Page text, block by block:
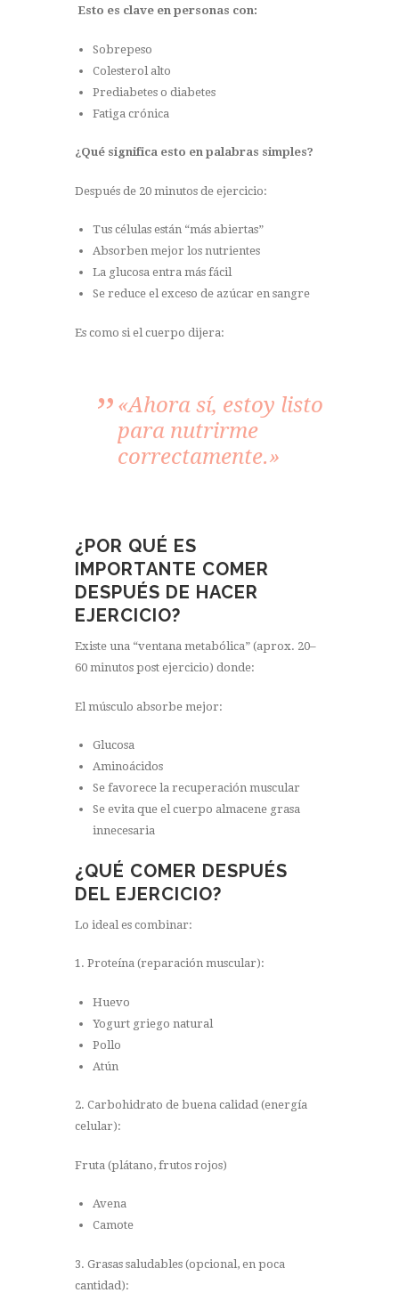
Esto es clave en personas con:
Sobrepeso
Colesterol alto
Prediabetes o diabetes
Fatiga crónica
¿Qué significa esto en palabras simples?
Después de 20 minutos de ejercicio:
Tus células están “más abiertas”
Absorben mejor los nutrientes
La glucosa entra más fácil
Se reduce el exceso de azúcar en sangre
Es como si el cuerpo dijera:
«Ahora sí, estoy listo
para nutrirme
correctamente.»
¿POR QUÉ ES
IMPORTANTE COMER
DESPUÉS DE HACER
EJERCICIO?
Existe una “ventana metabólica” (aprox. 20–
60 minutos post ejercicio) donde:
El músculo absorbe mejor:
Glucosa
Aminoácidos
Se favorece la recuperación muscular
Se evita que el cuerpo almacene grasa
innecesaria
¿QUÉ COMER DESPUÉS
DEL EJERCICIO?
Lo ideal es combinar:
1. Proteína (reparación muscular):
Huevo
Yogurt griego natural
Pollo
Atún
2. Carbohidrato de buena calidad (energía
celular):
Fruta (plátano, frutos rojos)
Avena
Camote
3. Grasas saludables (opcional, en poca
cantidad):